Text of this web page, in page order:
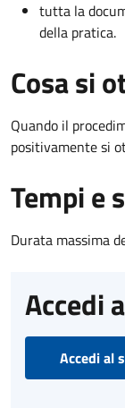
tutta la
della pratica.
Cosa si
Quando il
positivamente si
Tempi e
Durata massima
Accedi
Accedi al